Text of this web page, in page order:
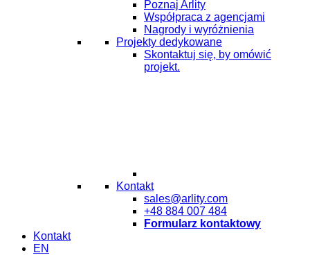
Poznaj Arlity
Współpraca z agencjami
Nagrody i wyróżnienia
Projekty dedykowane
Skontaktuj się, by omówić
projekt.
Kontakt
sales@arlity.com
+48 884 007 484
Formularz kontaktowy
Kontakt
EN